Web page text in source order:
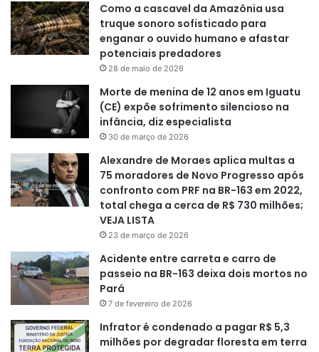
Como a cascavel da Amazônia usa
truque sonoro sofisticado para
enganar o ouvido humano e afastar
potenciais predadores
28 de maio de 2026
Morte de menina de 12 anos em Iguatu
(CE) expõe sofrimento silencioso na
infância, diz especialista
30 de março de 2026
Alexandre de Moraes aplica multas a
75 moradores de Novo Progresso após
confronto com PRF na BR-163 em 2022,
total chega a cerca de R$ 730 milhões;
VEJA LISTA
23 de março de 2026
Acidente entre carreta e carro de
passeio na BR-163 deixa dois mortos no
Pará
7 de fevereiro de 2026
Infrator é condenado a pagar R$ 5,3
milhões por degradar floresta em terra